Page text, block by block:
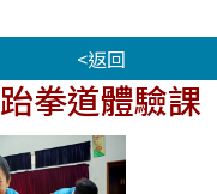
<返回
跆拳道體驗課